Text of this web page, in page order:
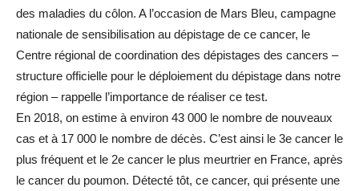
des maladies du côlon. A l’occasion de Mars Bleu, campagne
nationale de sensibilisation au dépistage de ce cancer, le
Centre régional de coordination des dépistages des cancers –
structure officielle pour le déploiement du dépistage dans notre
région – rappelle l’importance de réaliser ce test.
En 2018, on estime à environ 43 000 le nombre de nouveaux
cas et à 17 000 le nombre de décès. C’est ainsi le 3e cancer le
plus fréquent et le 2e cancer le plus meurtrier en France, après
le cancer du poumon. Détecté tôt, ce cancer, qui présente une